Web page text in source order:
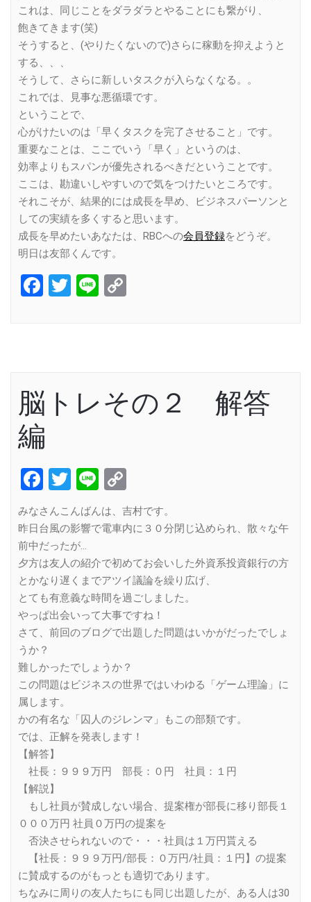
これは、同じことをダラダラとやることにも繋がり、
飽きてきます(笑)
そうすると、(やりたくないので)さらに稼動を抑えようと
する、、、
そうして、さらに新しいタスクが入らなくなる。。
これでは、見事な悪循環です。
ということで、
心がけたいのは「早くタスクを完了させること」です。
重要なことは、ここでいう「早く」というのは、
効率よりもスパンが優先されるべきだということです。
ここは、勘違いしやすいので気をつけたいところです。
それこそが、結果的には成長を早め、ビジネスパーソンと
しての実績を多くすると思います。
成長を早めたいあなたは、RBCへの会員登録をどうぞ。
明日は友部くんです。
Facebook
Twitter
Line
脳トレその２ 解答
編
Facebook
Twitter
Line
Link
みなさんこんばんは、吉村です。
昨日台風の影響で電車内に３０分閉じ込められ、散々な午
前中だったが…
夕方は友人の紹介で初めてお会いした外資系投資銀行の方
とかなり遅くまでアツイ議論を繰り広げ、
とても有意義な時間を過ごしました。
やっぱ出会いって大事ですね！
さて、前回のブログで出題した問題はいかがだったでしょ
うか？
難しかったでしょうか？
この問題はビジネスの世界ではいわゆる「ゲーム理論」に
属します。
かの有名な「囚人のジレンマ」もこの部類です。
では、正解を発表します！
【解答】
社長：９９９万円 部長：０円 社員：１円
【解説】
もし社員が賛成しない場合、提案権が部長に移り部長１
０００万円 社員０万円の提案を
否決させられないので・・・社員は１万円貰える
【社長：９９９万円/部長：０万円/社員：１円】の提案
に賛成するのがもっとも適切であります。
ちなみに周りの友人たちにも同じ出題したが、ある人は30